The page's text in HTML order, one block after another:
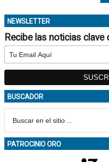
NEWSLETTER
Recibe las noticias
BUSCADOR
PATROCINIO ORO